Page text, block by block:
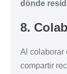
dónde
8.
Al colaborar
compartir